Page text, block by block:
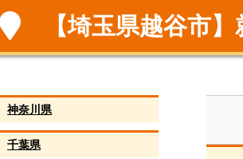
【埼玉県越谷市
神奈川県
千葉県